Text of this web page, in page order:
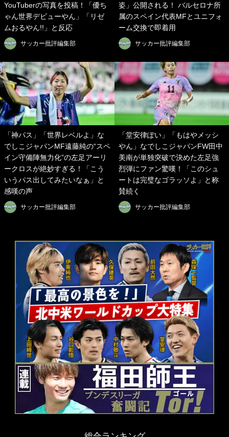
YouTuberの写真を投稿！「優ち
ゃん世界デビューやん」「リゼ
ムおるやん!!」と反応
サッカー批評編集部
姿」公開される！ バルセロナ所
属のスペイン代表MFとユニフォ
ーム交換で即着用
サッカー批評編集部
「神パス」「世界レベルよ」な
でしこジャパンMF遠藤純の“スペ
イン守備陣無力化”の左足アーリ
ークロスが絶妙すぎる！「こう
いうパス出してみたいなぁ」と
感嘆の声
サッカー批評編集部
「堂安律ぽい」「もはやメッシ
やん」なでしこジャパンFW田中
美南が単独突破で決めた左足強
烈弾にファン驚嘆！「このシュ
ートは完璧なゴラッソよ」と称
賛続く
サッカー批評編集部